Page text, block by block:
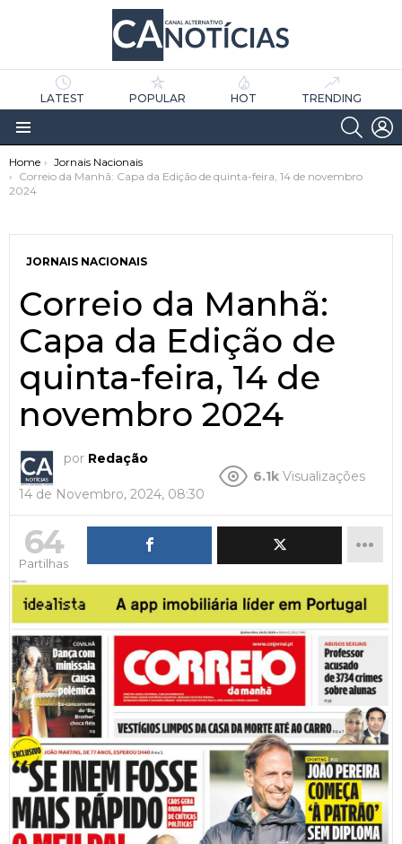
LATEST POPULAR HOT TRENDING
Menu
You are here:
Home
Jornais Nacionais
Correio da Manhã: Capa da Edição de quinta-feira, 14 de novembro
2024
JORNAIS NACIONAIS
Correio da Manhã:
Capa da Edição de
quinta-feira, 14 de
novembro 2024
por Redação
14 de Novembro, 2024, 08:30
6.1k Visualizações
64
Partilhas